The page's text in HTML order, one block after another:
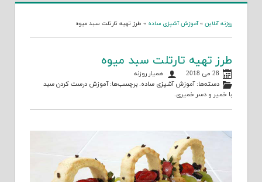
روزنه آنلاین »آموزش آشپزی ساده » طرز تهیه تارتلت سبد میوه
طرز تهیه تارتلت سبد میوه
28 می 2018
همیار روزنه
دسته‌ها:آموزش آشپزی ساده. برچسب‌ها:آموزش درست کردن سبد
با خمیر و دسر خمیری.